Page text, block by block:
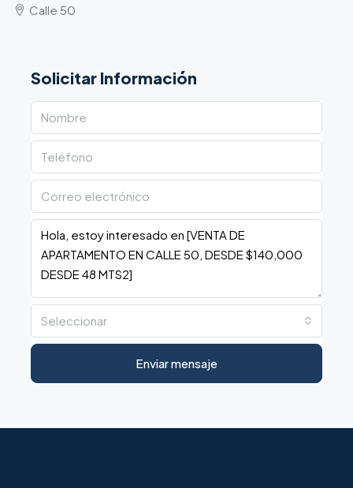
Calle 50
Solicitar Información
Seleccionar
Enviar mensaje